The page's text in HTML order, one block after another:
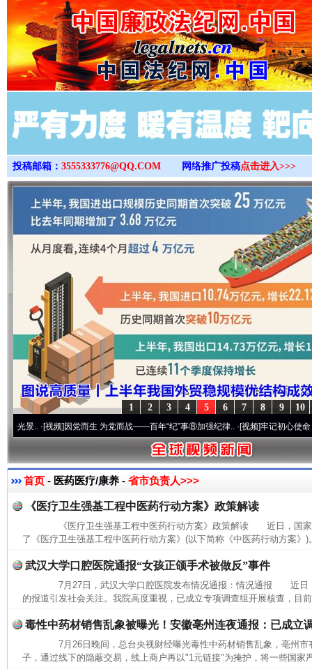
>
投稿邮箱： 3555333776@QQ.COM 网络推广投稿点击进入>>>
10
9
8
7
6
5
4
3
2
1
·[视频]因党而生 为党而战——百年“纪”事⑧加强纪律..·[视频]牢记初心使命 奋进复
首页 - 医药医疗/康养 - 省市负责人>>>
《医疗卫生强基工程中医药行动方案》政策解读
《医疗卫生强基工程中医药行动方案》政策解读 近日，国家
了《医疗卫生强基工程中医药行动方案》(以下简称《中医药行动方案》
武汉大学口腔医院通报“女孩正颌手术被做反”事件
7月27日，武汉大学口腔医院发布情况通报：情况通报 近日
的报道引发社会关注。我院高度重视，已成立专项调查组开展核查，目
毒性中药材销售乱象被曝光！安徽亳州连夜通报：已成立
7月26日晚间，总台央视财经曝光毒性中药材销售乱象，亳州市
子，通过线下的隐蔽交易，线上商户再以"1元链接"为掩护，将一些国家